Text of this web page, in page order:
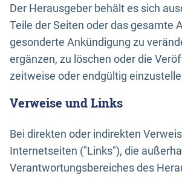
Der Herausgeber behält es sich
Teile der Seiten oder das gesamte
gesonderte Ankündigung zu
ergänzen, zu löschen oder die
zeitweise oder endgültig
Verweise und Links
Bei direkten oder indirekten
Internetseiten ("Links"), die
Verantwortungsbereiches des